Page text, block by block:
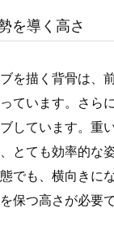
を導く高さ
を描く背骨は、
ています。さら
しています。重
とても効率的な
でも、横向きに
保つ高さが必要で